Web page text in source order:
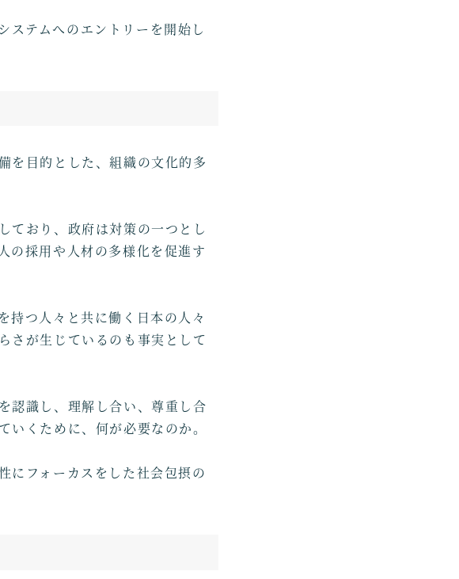
テムへのエントリーを開始し
を目的とした、組織の文化的多
ており、政府は対策の一つとし
の採用や人材の多様化を促進す
持つ人々と共に働く日本の人々
さが生じているのも事実として
認識し、理解し合い、尊重し合
くために、何が必要なのか。
にフォーカスをした社会包摂の